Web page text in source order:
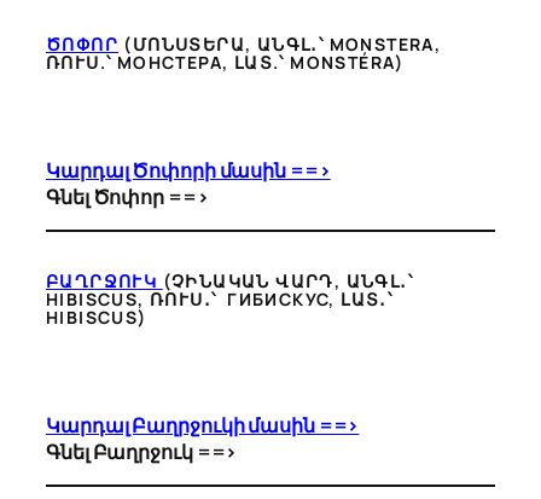
ԾՈՓՈՐ (ՄՈՆՍՏԵՐԱ, ԱՆԳԼ․՝ MONSTERA,
ՌՈՒՍ.՝ МОНСТЕРА, ԼԱՏ.՝ MONSTÉRA)
Կարդալ Ծոփորի մասին ==>
Գնել Ծոփոր ==>
ԲԱՂՐՋՈՒԿ (ՉԻՆԱԿԱՆ ՎԱՐԴ, ԱՆԳԼ․՝
HIBISCUS, ՌՈՒՍ․՝ ГИБИСКУС, ԼԱՏ․՝
HIBISCUS)
Կարդալ Բաղրջուկի մասին ==>
Գնել Բաղրջուկ ==>